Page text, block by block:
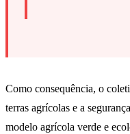
Como consequência, o
terras agrícolas e a
modelo agrícola verde e